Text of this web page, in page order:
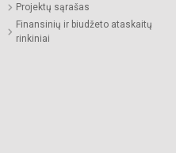
Projektų sąrašas
Finansinių ir biudžeto ataskaitų
rinkiniai